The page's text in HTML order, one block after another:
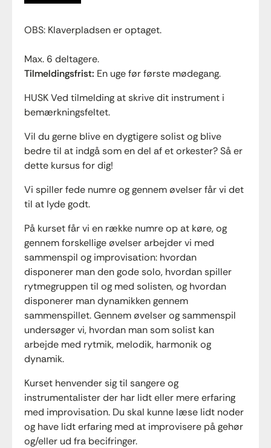
OBS: Klaverpladsen er optaget.
Max. 6 deltagere.
Tilmeldingsfrist: En uge før første mødegang.
HUSK Ved tilmelding at skrive dit instrument i
bemærkningsfeltet.
Vil du gerne blive en dygtigere solist og blive
bedre til at indgå som en del af et orkester? Så er
dette kursus for dig!
Vi spiller fede numre og gennem øvelser får vi det
til at lyde godt.
På kurset får vi en række numre op at køre, og
gennem forskellige øvelser arbejder vi med
sammenspil og improvisation: hvordan
disponerer man den gode solo, hvordan spiller
rytmegruppen til og med solisten, og hvordan
disponerer man dynamikken gennem
sammenspillet. Gennem øvelser og sammenspil
undersøger vi, hvordan man som solist kan
arbejde med rytmik, melodik, harmonik og
dynamik.
Kurset henvender sig til sangere og
instrumentalister der har lidt eller mere erfaring
med improvisation. Du skal kunne læse lidt noder
og have lidt erfaring med at improvisere på gehør
og/eller ud fra becifringer.